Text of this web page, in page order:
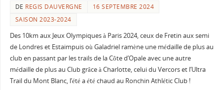
DE REGIS DAUVERGNE
16 SEPTEMBRE 2024
SAISON 2023-2024
Des 10km aux Jeux Olympiques à Paris 2024, ceux de Fretin aux semi
de Londres et Estaimpuis où Galadriel ramène une médaille de plus au
club en passant par les trails de la Côte d’Opale avec une autre
médaille de plus au Club grâce à Charlotte, celui du Vercors et l’Ultra
Trail du Mont Blanc, l’été a été chaud au Ronchin Athlétic Club !